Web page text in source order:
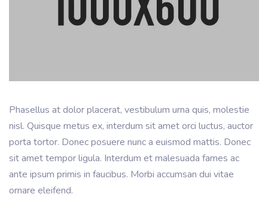
Phasellus at dolor placerat, vestibulum urna quis, molestie
nisl. Quisque metus ex, interdum sit amet orci luctus, auctor
porta tortor. Donec posuere nunc a euismod mattis. Donec
sit amet tempor ligula. Interdum et malesuada fames ac
ante ipsum primis in faucibus. Morbi accumsan dui vitae
ornare eleifend.